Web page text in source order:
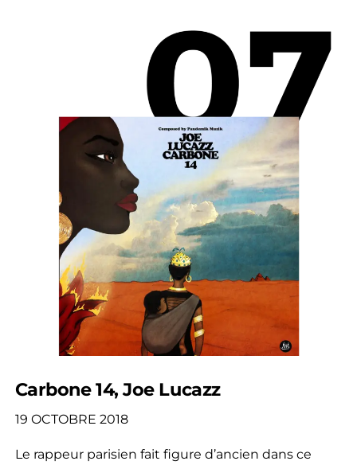
Carbone 14, Joe Lucazz
19 OCTOBRE 2018
Le rappeur parisien fait figure d’ancien dans ce